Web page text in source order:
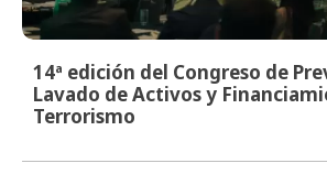
14ª edición del Congreso de
Lavado de Activos y
Terrorismo